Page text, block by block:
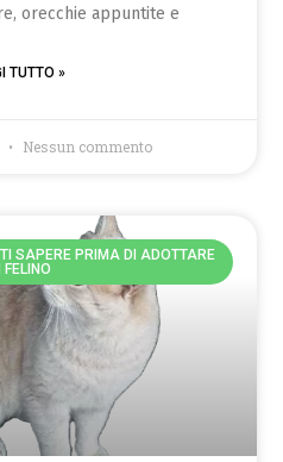
orecchie appuntite e
TUTTO »
Nessun commento
SAPERE PRIMA DI ADOTTARE
FELINO